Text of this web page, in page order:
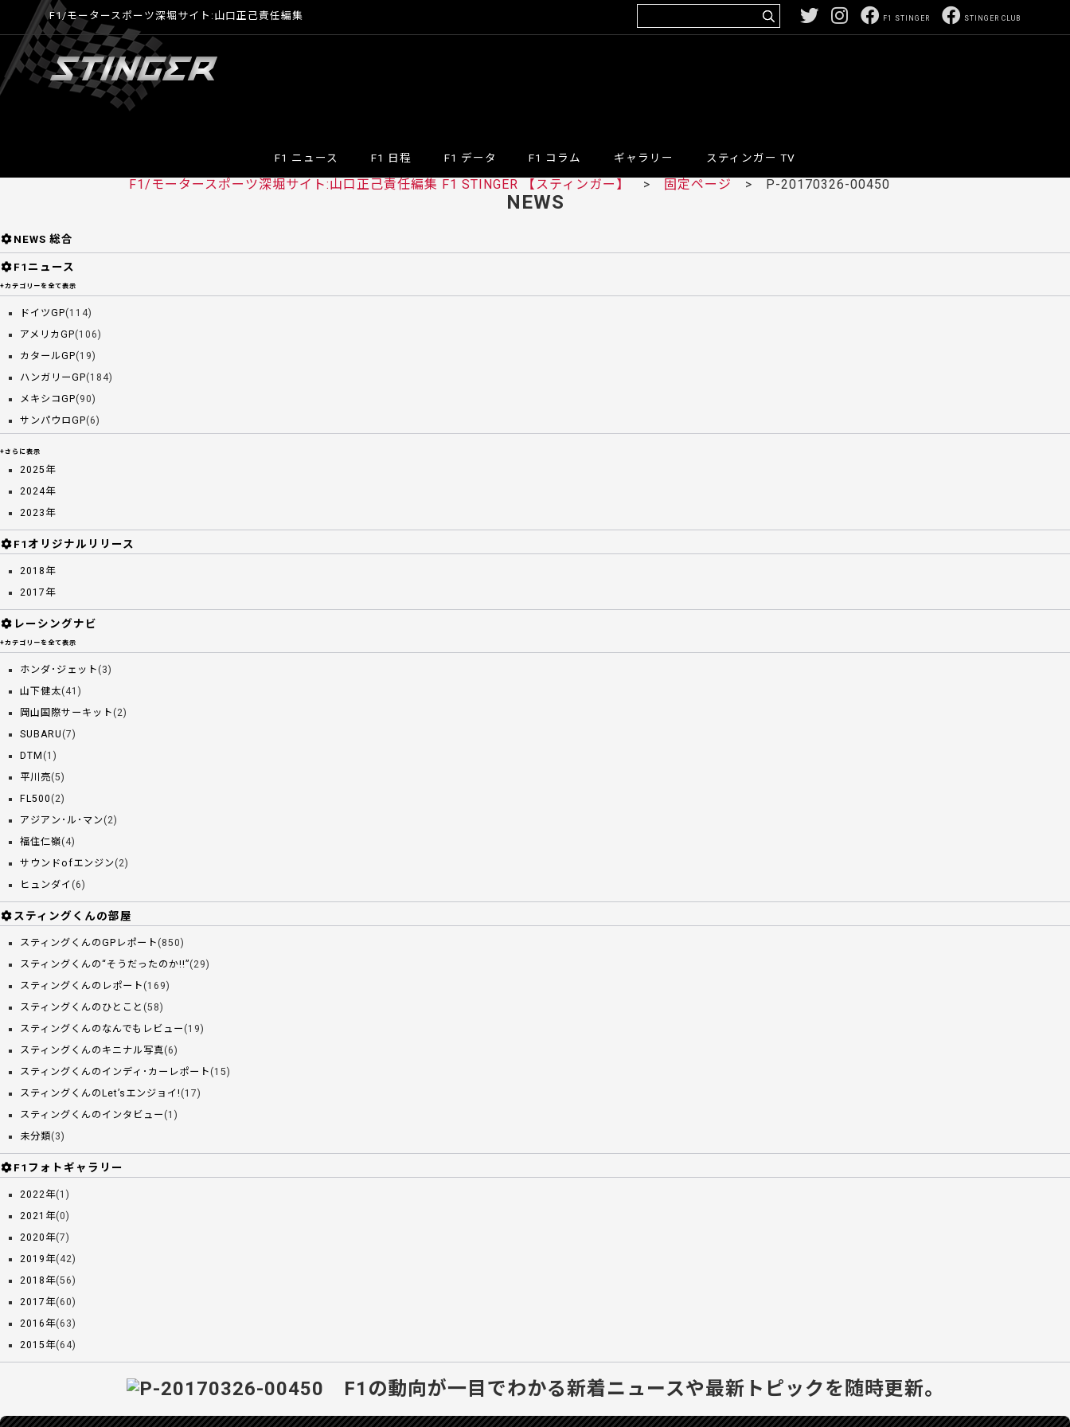
F1/モータースポーツ深堀サイト:山口正己責任編集 STINGER CLUB
F1 STINGER
F1 ニュース F1 日程 F1 データ F1 コラム ギャラリー スティンガー TV
F1/モータースポーツ深堀サイト:山口正己責任編集 F1 STINGER 【スティンガー】 > 固定ページ > P-20170326-00450
NEWS
NEWS 総合
F1ニュース
+カテゴリーを全て表示
ドイツGP(114)
アメリカGP(106)
カタールGP(19)
ハンガリーGP(184)
メキシコGP(90)
サンパウロGP(6)
+さらに表示
2025年
2024年
2023年
F1オリジナルリリース
2018年
2017年
レーシングナビ
+カテゴリーを全て表示
ホンダ･ジェット(3)
山下健太(41)
岡山国際サーキット(2)
SUBARU(7)
DTM (1)
平川亮(5)
FL500(2)
アジアン･ル･マン(2)
福住仁嶺(4)
サウンドofエンジン(2)
ヒュンダイ(6)
スティングくんの部屋
スティングくんのGPレポート(850)
スティングくんの“そうだったのか!!”(29)
スティングくんのレポート(169)
スティングくんのひとこと (58)
スティングくんのなんでもレビュー(19)
スティングくんのキニナル写真(6)
スティングくんのインディ･カーレポート(15)
スティングくんのLet’sエンジョイ!(17)
スティングくんのインタビュー(1)
未分類(3)
F1フォトギャラリー
2022年(1)
2021年(0)
2020年(7)
2019年(42)
2018年(56)
2017年(60)
2016年(63)
2015年(64)